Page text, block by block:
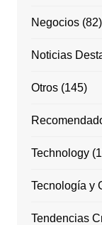
Negocios(82)
Noticias
Otros(145)
Technology
Tecnología y
Tendencias